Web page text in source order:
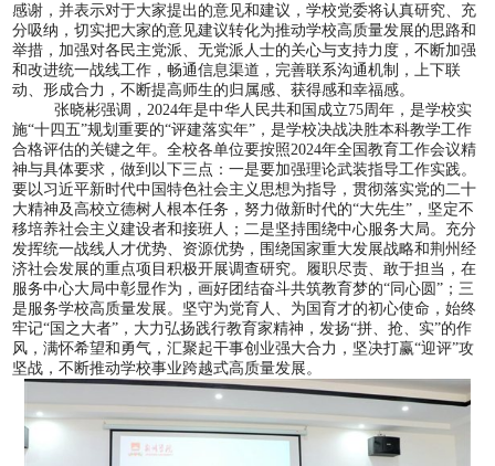
感谢，并表示对于大家提出的意见和建议，学校党委将认真研究、充
分吸纳，切实把大家的意见建议转化为推动学校高质量发展的思路和
举措，加强对各民主党派、无党派人士的关心与支持力度，不断加强
和改进统一战线工作，畅通信息渠道，完善联系沟通机制，上下联
动、形成合力，不断提高师生的归属感、获得感和幸福感。
张晓彬强调， 2024年是中华人民共和国成立75周年，是学校实
施“十四五”规划重要的“评建落实年”，是学校决战决胜本科教学工作
合格评估的关键之年。全校各单位要按照2024年全国教育工作会议精
神与具体要求，做到以下三点：一是要加强理论武装指导工作实践。
要以习近平新时代中国特色社会主义思想为指导，贯彻落实党的二十
大精神及高校立德树人根本任务，努力做新时代的“大先生”，坚定不
移培养社会主义建设者和接班人；二是坚持围绕中心服务大局。充分
发挥统一战线人才优势、资源优势，围绕国家重大发展战略和荆州经
济社会发展的重点项目积极开展调查研究。履职尽责、敢于担当，在
服务中心大局中彰显作为，画好团结奋斗共筑教育梦的“同心圆”；三
是服务学校高质量发展。坚守为党育人、为国育才的初心使命，始终
牢记“国之大者”，大力弘扬践行教育家精神，发扬“拼、抢、实”的作
风，满怀希望和勇气，汇聚起干事创业强大合力，坚决打赢“迎评”攻
坚战，不断推动学校事业跨越式高质量发展。